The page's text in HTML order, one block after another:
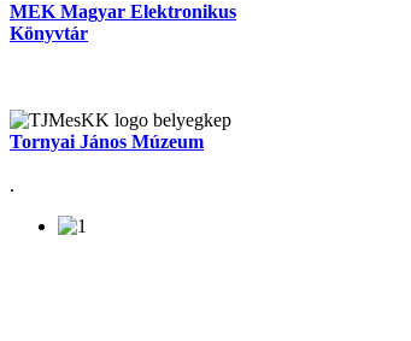
MEK Magyar Elektronikus
Könyvtár
Tornyai János Múzeum
.